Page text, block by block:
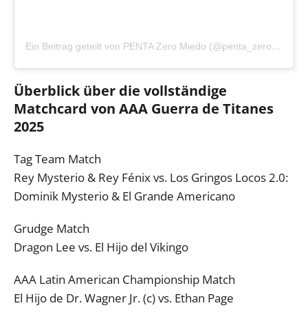
Ein Beitrag geteilt von PENTA Zero Miedo (@penta_zero_miedo)
Überblick über die vollständige
Matchcard von AAA Guerra de Titanes
2025
Tag Team Match
Rey Mysterio & Rey Fénix vs. Los Gringos Locos 2.0:
Dominik Mysterio & El Grande Americano
Grudge Match
Dragon Lee vs. El Hijo del Vikingo
AAA Latin American Championship Match
El Hijo de Dr. Wagner Jr. (c) vs. Ethan Page